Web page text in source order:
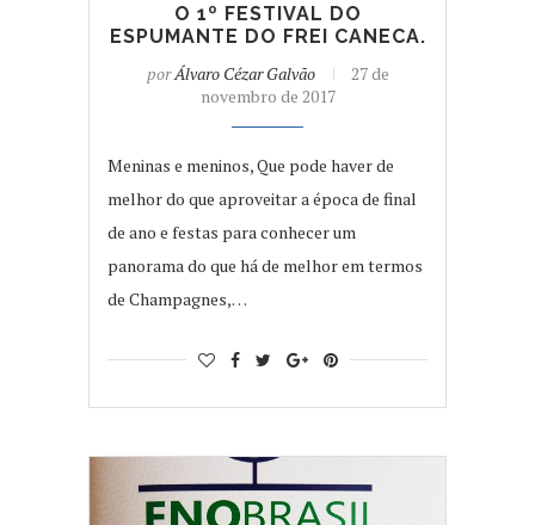
O 1º FESTIVAL DO
ESPUMANTE DO FREI CANECA.
porÁlvaro Cézar Galvão
27 de
novembro de 2017
Meninas e meninos, Que pode haver de
melhor do que aproveitar a época de final
de ano e festas para conhecer um
panorama do que há de melhor em termos
de Champagnes,…